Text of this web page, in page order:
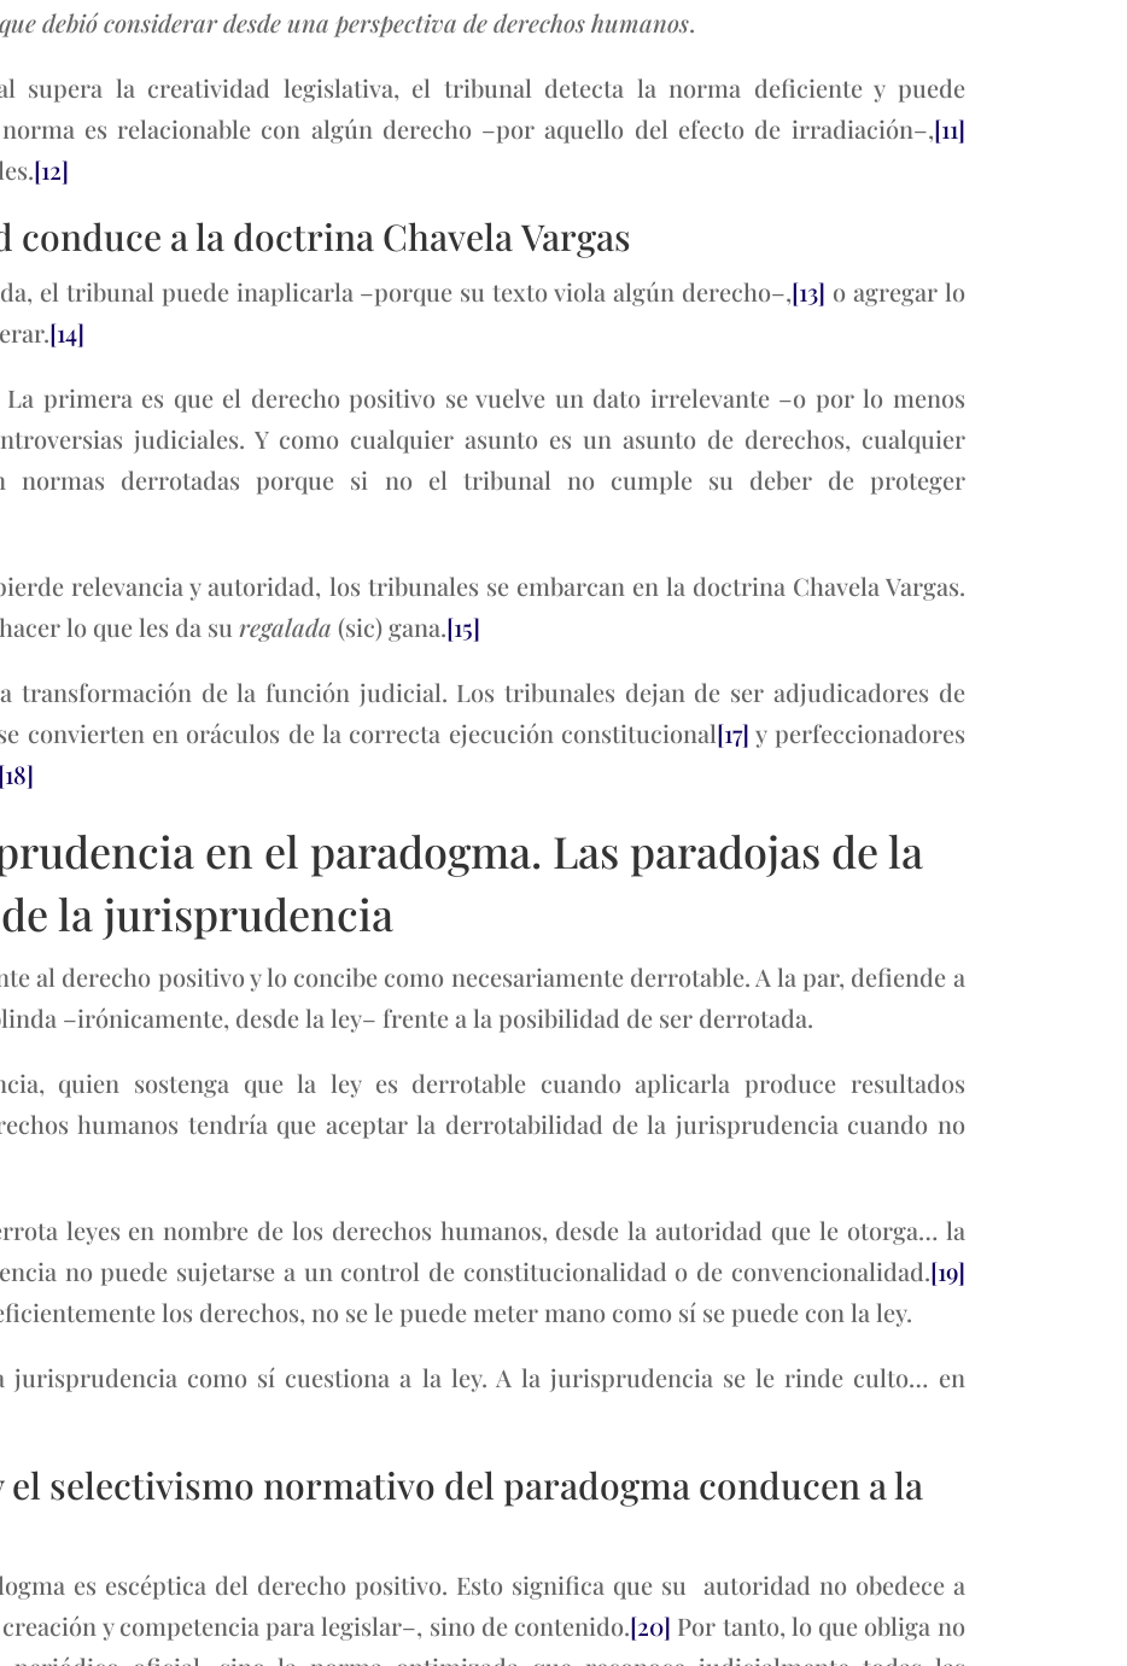
debió considerardesde una perspectiva de derechos humanos.
supera la creatividad legislativa, el tribunal detecta la norma deficiente y puede
es relacionable con algún derecho –por aquello del efecto de irradiación–,[11]
[12]
a la doctrina Chavela Vargas
el tribunal puede inaplicarla –porque su texto viola algún derecho–,[13] o agregar lo
[14]
La primera es que el derecho positivo se vuelve un dato irrelevante –o por lo menos
judiciales. Y como cualquier asunto es un asunto de derechos, cualquier
normas derrotadas porque si no el tribunal no cumple su deber de proteger
relevancia y autoridad, los tribunales se embarcan en la doctrina Chavela Vargas.
lo que les da suregalada (sic) gana.[15]
transformación de la función judicial. Los tribunales dejan de ser adjudicadores de
convierten en oráculos de la correcta ejecución constitucional[17] y perfeccionadores
[18]
en el paradogma. Las paradojas de la
la jurisprudencia
al derecho positivo y lo concibe como necesariamente derrotable. A la par, defiende a
–irónicamente, desde la ley– frente a la posibilidad de ser derrotada.
quien sostenga que la ley es derrotable cuando aplicarla produce resultados
humanos tendría que aceptar la derrotabilidad de la jurisprudencia cuando no
leyes en nombre de los derechos humanos, desde la autoridad que le otorga… la
no puede sujetarse a un control de constitucionalidad o de convencionalidad.[19]
los derechos, no se le puede meter mano como sí se puede con la ley.
jurisprudencia como sí cuestiona a la ley. A la jurisprudencia se le rinde culto… en
el selectivismo normativo del paradogma conducen a la
es escéptica del derecho positivo. Esto significa que su autoridad no obedece a
y competencia para legislar–, sino de contenido.[20] Por tanto, lo que obliga no